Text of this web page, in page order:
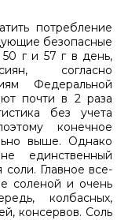
потребление
безопасные
г и 57 г в день,
согласно
Федеральной
почти в 2 раза
без учета
конечное
выше. Однако
единственный
Главное все-
соленой и очень
колбасных,
консервов. Соль